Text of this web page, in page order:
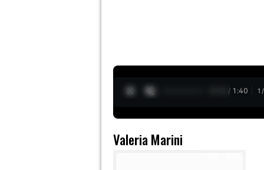
0:12 / 1:40 1 /
Valeria Marini